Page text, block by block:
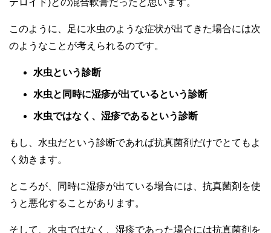
テロイド)との混合軟膏だったと思います。
このように、足に水虫のような症状が出てきた場合には次
のようなことが考えられるのです。
水虫という診断
水虫と同時に湿疹が出ているという診断
水虫ではなく、湿疹であるという診断
もし、水虫だという診断であれば抗真菌剤だけでとてもよ
く効きます。
ところが、同時に湿疹が出ている場合には、抗真菌剤を使
うと悪化することがあります。
そして、水虫ではなく、湿疹であった場合には抗真菌剤を